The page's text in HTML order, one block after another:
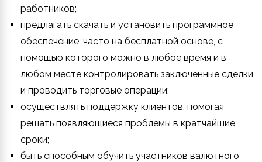
работников;
предлагать скачать и установить программное
обеспечение, часто на бесплатной основе, с
помощью которого можно в любое время и в
любом месте контролировать заключенные сделки
и проводить торговые операции;
осуществлять поддержку клиентов, помогая
решать появляющиеся проблемы в кратчайшие
сроки;
быть способным обучить участников валютного